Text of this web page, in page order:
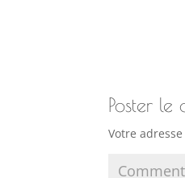
Poster le
Votre